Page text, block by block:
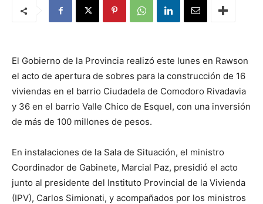
El Gobierno de la Provincia realizó este lunes en Rawson
el acto de apertura de sobres para la construcción de 16
viviendas en el barrio Ciudadela de Comodoro Rivadavia
y 36 en el barrio Valle Chico de Esquel, con una inversión
de más de 100 millones de pesos.
En instalaciones de la Sala de Situación, el ministro
Coordinador de Gabinete, Marcial Paz, presidió el acto
junto al presidente del Instituto Provincial de la Vivienda
(IPV), Carlos Simionati, y acompañados por los ministros